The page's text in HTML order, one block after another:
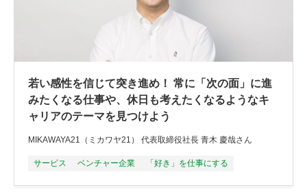
若い感性を信じて突き進め！ 常に「次の面」に進
みたくなる仕事や、休日も考えたくなるようなキ
ャリアのテーマを見つけよう
MIKAWAYA21（ミカワヤ21） 代表取締役社長 青木 慶哉さん
サービス ベンチャー企業 「好き」を仕事にする